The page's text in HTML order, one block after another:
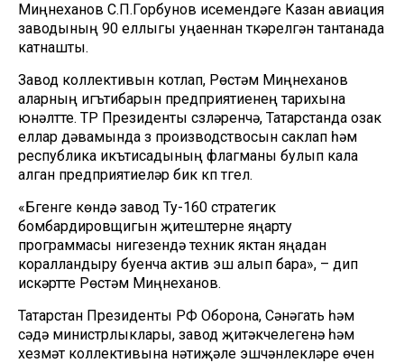
Миңнеханов С.П.Горбунов исемендәге Казан авиация
заводының 90 еллыгы уңаеннан үткәрелгән тантанада
катнашты.
Завод коллективын котлап, Рөстәм Миңнеханов
аларның игътибарын предприятиенең тарихына
юнәлтте. ТР Президенты сүзләренчә, Татарстанда озак
еллар дәвамында үз производствосын саклап һәм
республика икътисадының флагманы булып кала
алган предприятиеләр бик күп түгел.
«Бүгенге көндә завод Ту-160 стратегик
бомбардировщигын җитештерүне яңарту
программасы нигезендә техник яктан яңадан
коралландыру буенча актив эш алып бара», – дип
искәртте Рөстәм Миңнеханов.
Татарстан Президенты РФ Оборона, Сәнәгать һәм
сәүдә министрлыклары, завод җитәкчелегенә һәм
хезмәт коллективына нәтиҗәле эшчәнлекләре өчен